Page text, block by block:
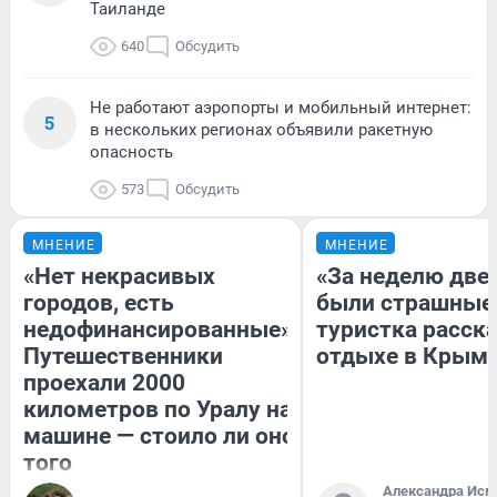
Таиланде
640 Обсудить
5
Не работают аэропорты и мобильный интернет:
в нескольких регионах объявили ракетную
опасность
573 Обсудить
МНЕНИЕ
«Нет некрасивых
городов, есть
недофинансированные».
Путешественники
проехали 2000
километров по Уралу на
машине — стоило ли оно
того
МНЕНИЕ
«За неделю две
были
туристка
отдыхе в
Александра